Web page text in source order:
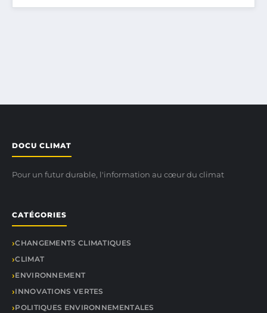
DOCU CLIMAT
Pour un futur durable, l'information au cœur du climat
CATÉGORIES
CHANGEMENTS CLIMATIQUES
CLIMAT
ENVIRONNEMENT
INNOVATIONS VERTES
POLITIQUES ENVIRONNEMENTALES